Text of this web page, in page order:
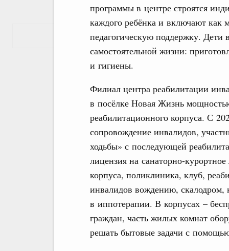
программы в центре строятся
каждого ребёнка и включают как
педагогическую поддержку.
самостоятельной жизни:
и гигиены.
Филиал центра реабилитации
в посёлке Новая Жизнь
реабилитационного корпуса. С
сопровождение инвалидов,
ходьбы» с последующей
лицензия на санаторно-
корпуса, поликлиника, клуб,
инвалидов вождению,
в иппотерапии. В корпусах –
граждан, часть жилых комнат
решать бытовые задачи с
Показать еще